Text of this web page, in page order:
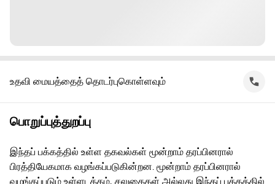
உதவி மையத்தைத் தொடர்புகொள்ளவும்
பொறுப்புத்துறப்பு
இந்தப் பக்கத்தில் உள்ள தகவல்கள் மூன்றாம் தரப்பினரால்
பிரத்தியேகமாக வழங்கப்படுகின்றன. மூன்றாம் தரப்பினரால்
வழங்கப்படும் உள்ளடக்கம், சலுகைகள் அல்லது இந்தப் பக்கத்தில்